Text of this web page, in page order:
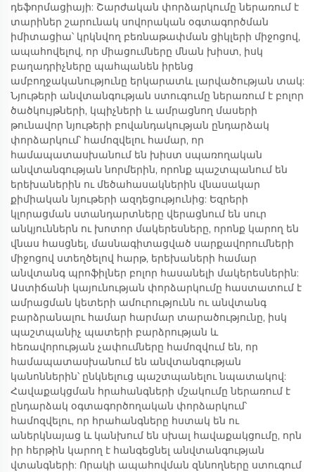
դեֆորմացիայի: Շարժական փորձարկումը ներառում է
տարիներ շարունակ սովորական օգտագործման
իմիտացիա՝ կրկնվող բեռնաթափման ցիկլերի միջոցով,
ապահովելով, որ միացումները մնան խիստ, իսկ
բաղադրիչները պահպանեն իրենց
ամբողջականությունը երկարատև լարվածության տակ:
Նյութերի անվտանգության ստուգումը ներառում է բոլոր
ծածկույթների, կպիչների և ամրացնող մասերի
թունավոր նյութերի բովանդակության ընդարձակ
փորձարկում՝ համոզվելու համար, որ
համապատասխանում են խիստ սպառողական
անվտանգության նորմերին, որոնք պաշտպանում են
երեխաներին ու մեծահասակներին վնասակար
քիմիական նյութերի ազդեցությունից: Եզրերի
կլորացման ստանդարտները վերացնում են սուր
անկյուններն ու խոտոր մակերեսները, որոնք կարող են
վնաս հասցնել, մասնագիտացված սարքավորումների
միջոցով ստեղծելով հարթ, երեխաների համար
անվտանգ պրոֆիլներ բոլոր հասանելի մակերեսներին:
Աստիճանի կայունության փորձարկումը հաստատում է
ամրացման կետերի ամուրությունն ու անվտանգ
բարձրանալու համար հարմար տարածությունը, իսկ
պաշտպանիչ պատերի բարձրության և
հեռավորության չափումները համոզվում են, որ
համապատասխանում են անվտանգության
կանոններին՝ ընկնելուց պաշտպանելու նպատակով:
Հավաքակցման հրահանգների մշակումը ներառում է
ընդարձակ օգտագործողական փորձարկում՝
համոզվելու, որ հրահանգները հստակ են ու
աներկնայաց և կանխում են սխալ հավաքակցումը, որն
իր հերթին կարող է հանգեցնել անվտանգության
վտանգների: Որակի ապահովման զննողները ստուգում